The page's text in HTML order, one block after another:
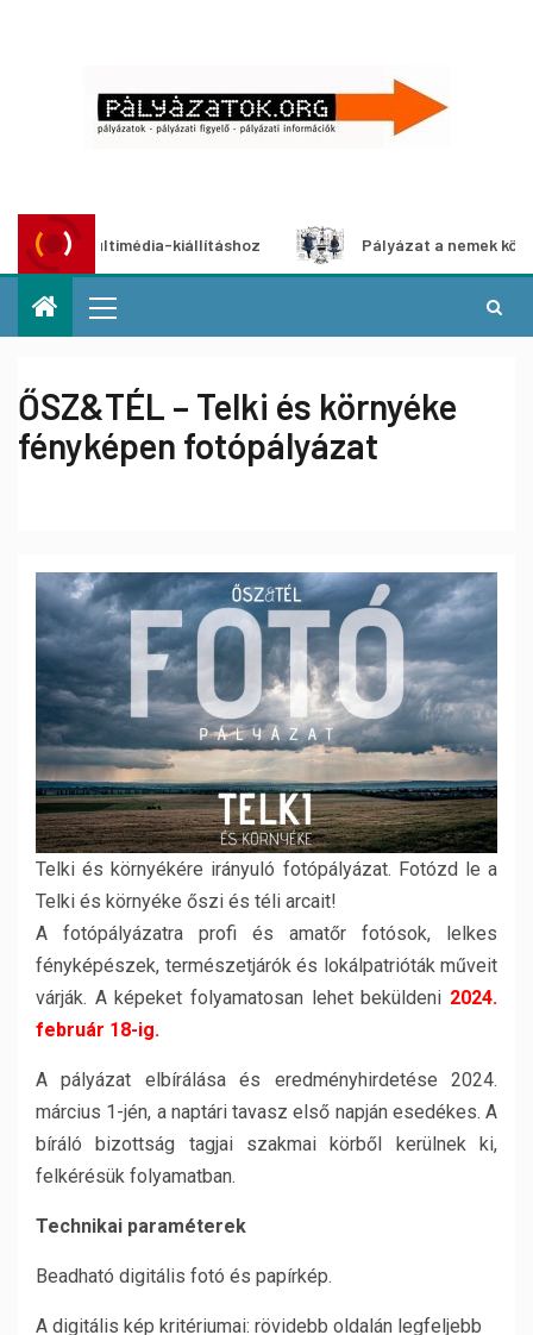
multimédia-kiállításhoz Pályázat a nemek közötti
ŐSZ&TÉL – Telki és környéke
fényképen fotópályázat
Telki és környékére irányuló fotópályázat. Fotózd le a
Telki és környéke őszi és téli arcait!
A fotópályázatra profi és amatőr fotósok, lelkes
fényképészek, természetjárók és lokálpatrióták műveit
várják. A képeket folyamatosan lehet beküldeni 2024.
február 18-ig.
A pályázat elbírálása és eredményhirdetése 2024.
március 1-jén, a naptári tavasz első napján esedékes. A
bíráló bizottság tagjai szakmai körből kerülnek ki,
felkérésük folyamatban.
Technikai paraméterek
Beadható digitális fotó és papírkép.
A digitális kép kritériumai: rövidebb oldalán legfeljebb